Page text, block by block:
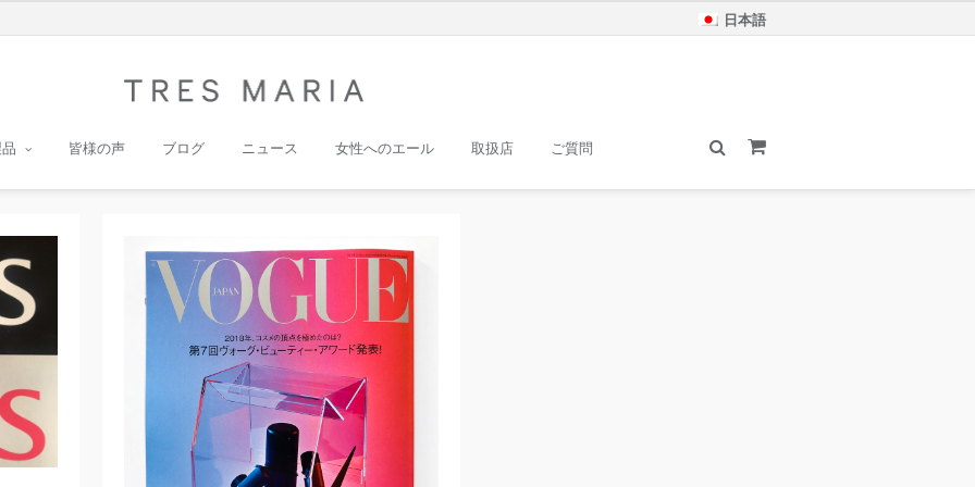
日本語
皆様の声 ブログ ニュース 女性へのエール 取扱店 ご質問